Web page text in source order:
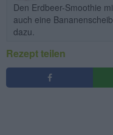
Den Erdbeer-Smoothie
auch eine
dazu.
Rezept teilen